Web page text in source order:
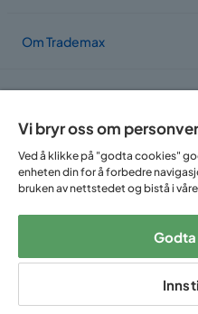
Om Trademax
Følg oss på:
Vi bryr oss om
Ved å klikke på "godta cookies"
enheten din for å forbedre
bruken av nettstedet og bistå i